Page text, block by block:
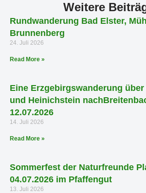
Weitere
Rundwanderung Bad Elster,
Brunnenberg
24. Juli 2026
Read More »
Eine Erzgebirgswanderung
und Heinichstein
12.07.2026
14. Juli 2026
Read More »
Sommerfest der Naturfreunde
04.07.2026 im Pfaffengut
13. Juli 2026